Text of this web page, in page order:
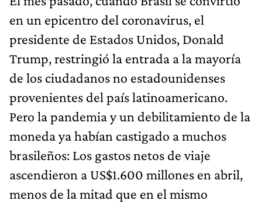
en un epicentro del coronavirus, el
presidente de Estados Unidos, Donald
Trump, restringió la entrada a la mayoría
de los ciudadanos no estadounidenses
provenientes del país latinoamericano.
Pero la pandemia y un debilitamiento de la
moneda ya habían castigado a muchos
brasileños: Los gastos netos de viaje
ascendieron a US$1.600 millones en abril,
menos de la mitad que en el mismo